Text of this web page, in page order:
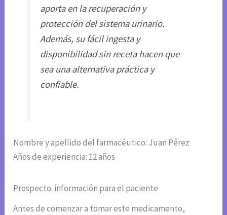
aporta en la recuperación y
protección del sistema urinario.
Además, su fácil ingesta y
disponibilidad sin receta hacen que
sea una alternativa práctica y
confiable.
Nombre y apellido del farmacéutico: Juan Pérez
Años de experiencia: 12 años
Prospecto: información para el paciente
Antes de comenzar a tomar este medicamento,